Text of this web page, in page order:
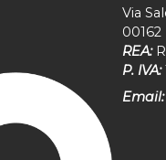
Via
00162
REA:
P. IVA:
Email: